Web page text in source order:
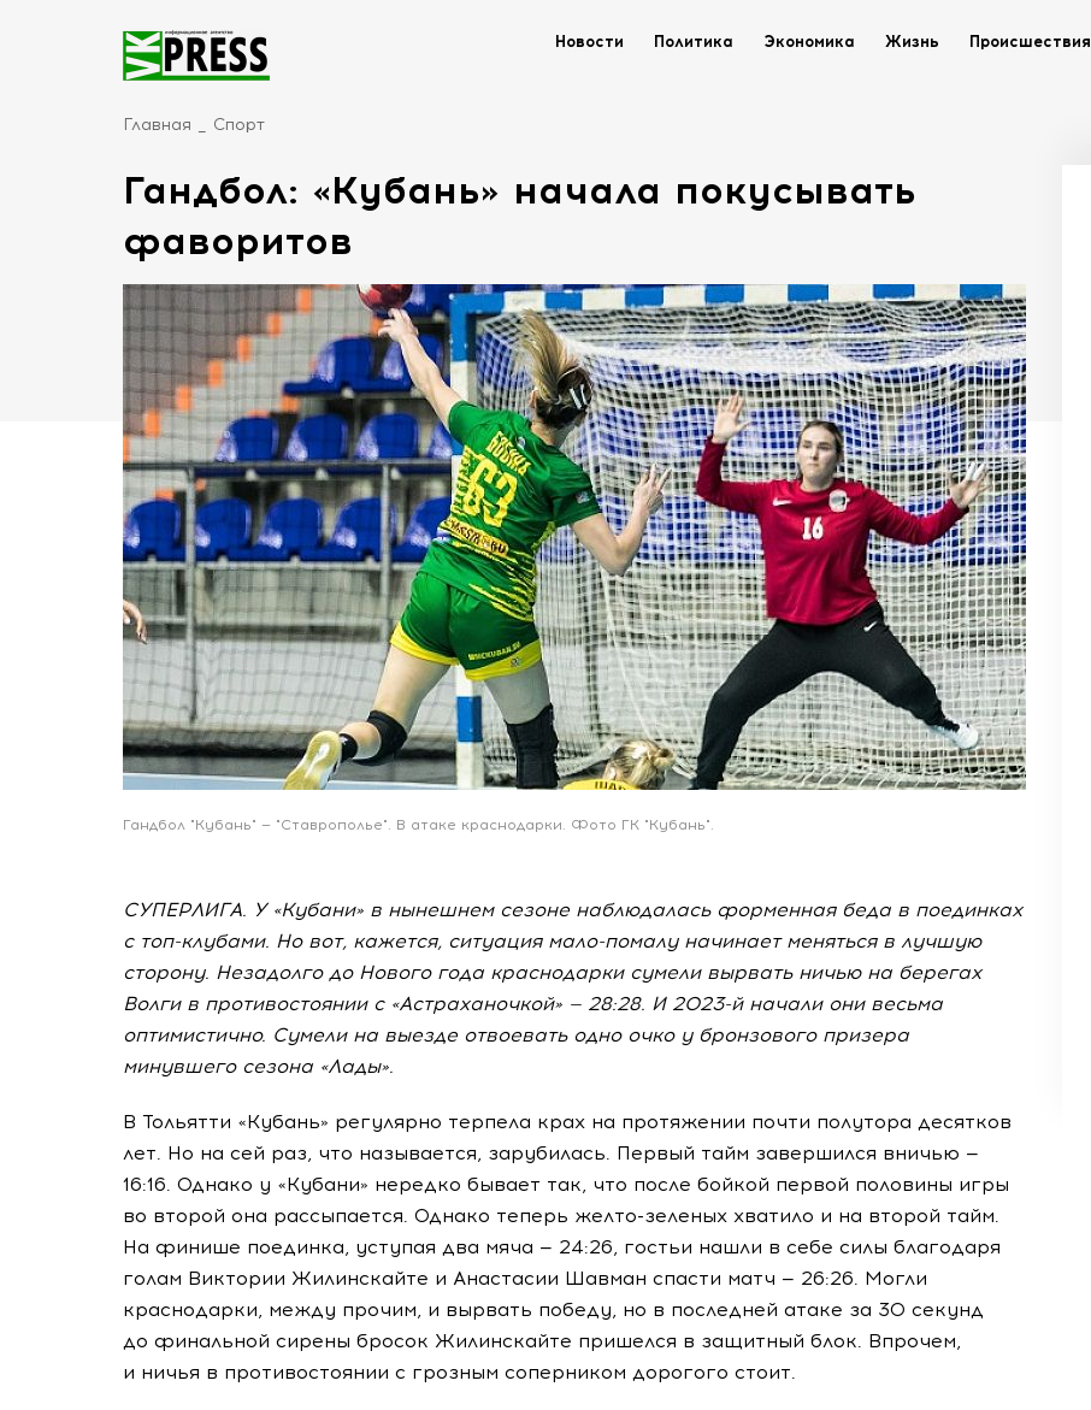
Новости Политика Экономика Жизнь Происшествия
Главная Спорт
Гандбол: «Кубань» начала покусывать
фаворитов
Гандбол "Кубань" — "Ставрополье". В атаке краснодарки. Фото ГК "Кубань".
СУПЕРЛИГА. У «Кубани» в нынешнем сезоне наблюдалась форменная беда в поединках
с топ-клубами. Но вот, кажется, ситуация мало-помалу начинает меняться в лучшую
сторону. Незадолго до Нового года краснодарки сумели вырвать ничью на берегах
Волги в противостоянии с «Астраханочкой» — 28:28. И 2023-й начали они весьма
оптимистично. Сумели на выезде отвоевать одно очко у бронзового призера
минувшего сезона «Лады».
В Тольятти «Кубань» регулярно терпела крах на протяжении почти полутора десятков
лет. Но на сей раз, что называется, зарубилась. Первый тайм завершился вничью —
16:16. Однако у «Кубани» нередко бывает так, что после бойкой первой половины игры
во второй она рассыпается. Однако теперь желто-зеленых хватило и на второй тайм.
На финише поединка, уступая два мяча — 24:26, гостьи нашли в себе силы благодаря
голам Виктории Жилинскайте и Анастасии Шавман спасти матч — 26:26. Могли
краснодарки, между прочим, и вырвать победу, но в последней атаке за 30 секунд
до финальной сирены бросок Жилинскайте пришелся в защитный блок. Впрочем,
и ничья в противостоянии с грозным соперником дорогого стоит.